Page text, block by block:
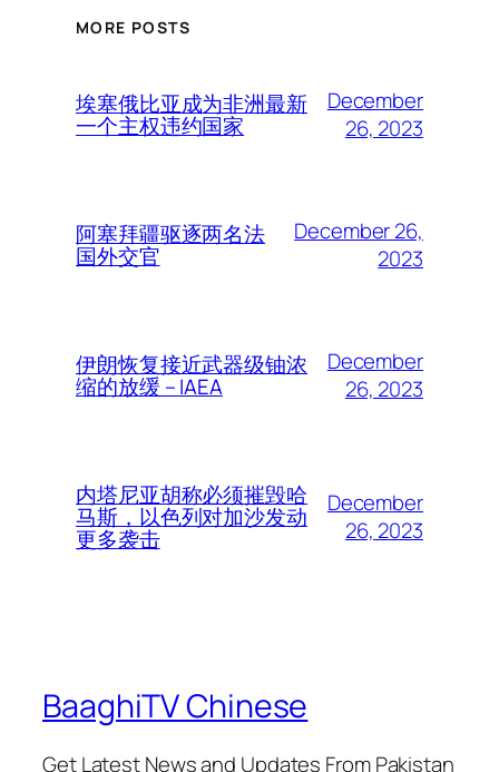
MORE POSTS
埃塞俄比亚成为非洲最新
一个主权违约国家
December
26, 2023
阿塞拜疆驱逐两名法
国外交官
December 26,
2023
伊朗恢复接近武器级铀浓
缩的放缓 – IAEA
December
26, 2023
内塔尼亚胡称必须摧毁哈
马斯，以色列对加沙发动
更多袭击
December
26, 2023
BaaghiTV Chinese
Get Latest News and Updates From Pakistan